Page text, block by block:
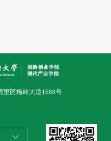
里区梅岭大道1688号